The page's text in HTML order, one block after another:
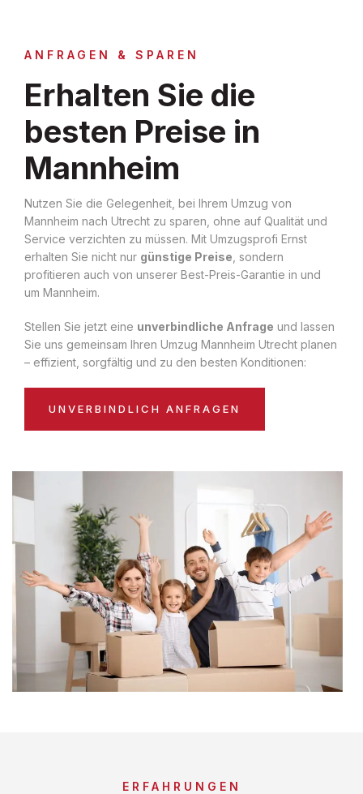
ANFRAGEN & SPAREN
Erhalten Sie die
besten Preise in
Mannheim
Nutzen Sie die Gelegenheit, bei Ihrem Umzug von
Mannheim nach Utrecht zu sparen, ohne auf Qualität und
Service verzichten zu müssen. Mit Umzugsprofi Ernst
erhalten Sie nicht nur günstige Preise , sondern
profitieren auch von unserer Best-Preis-Garantie in und
um Mannheim.
Stellen Sie jetzt eine unverbindliche Anfrage und lassen
Sie uns gemeinsam Ihren Umzug Mannheim Utrecht planen
– effizient, sorgfältig und zu den besten Konditionen:
UNVERBINDLICH ANFRAGEN
ERFAHRUNGEN